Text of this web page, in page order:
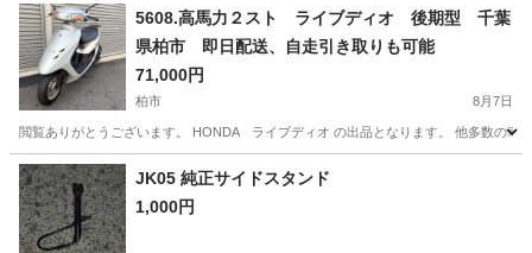
千葉 松戸市 矢切駅 スズキ
5608.高馬力２スト ライブディオ 後期型 千葉
県柏市 即日配送、自走引き取りも可能
71,000円
柏市 8月7日
閲覧ありがとうございます。 HONDA ライブディオ の出品となります。 他多数の車
千葉 柏市
JK05 純正サイドスタンド
1,000円